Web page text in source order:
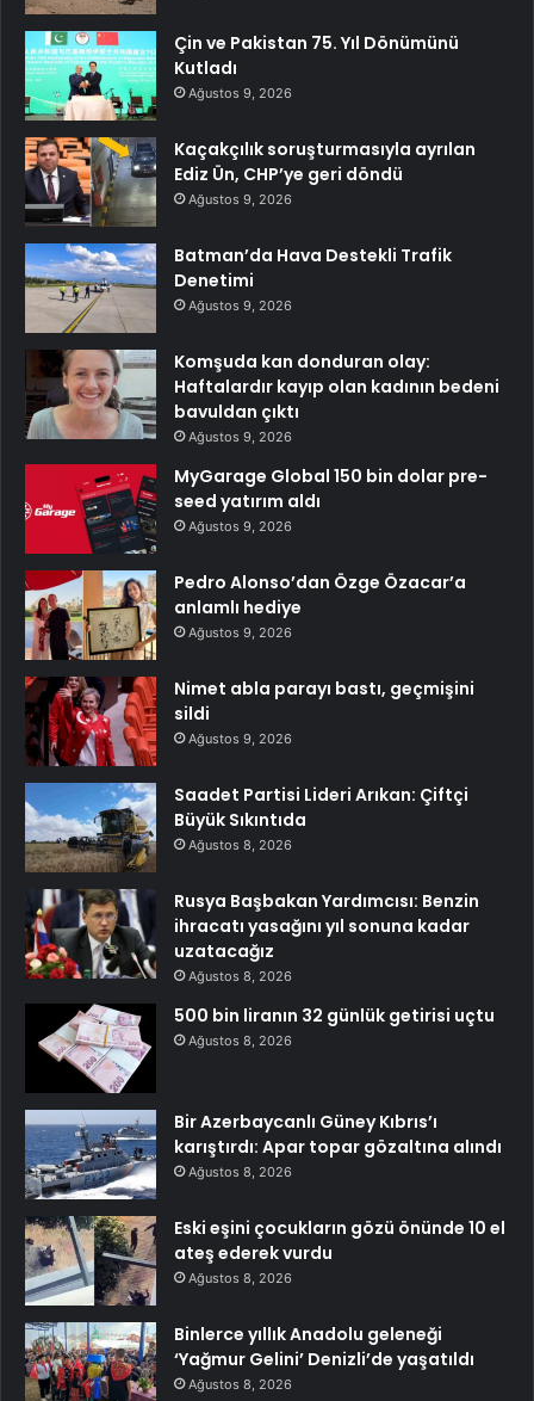
Çin ve Pakistan 75. Yıl Dönümünü
Kutladı
Ağustos 9, 2026
Kaçakçılık soruşturmasıyla ayrılan
Ediz Ün, CHP’ye geri döndü
Ağustos 9, 2026
Batman’da Hava Destekli Trafik
Denetimi
Ağustos 9, 2026
Komşuda kan donduran olay:
Haftalardır kayıp olan kadının bedeni
bavuldan çıktı
Ağustos 9, 2026
MyGarage Global 150 bin dolar pre-
seed yatırım aldı
Ağustos 9, 2026
Pedro Alonso’dan Özge Özacar’a
anlamlı hediye
Ağustos 9, 2026
Nimet abla parayı bastı, geçmişini
sildi
Ağustos 9, 2026
Saadet Partisi Lideri Arıkan: Çiftçi
Büyük Sıkıntıda
Ağustos 8, 2026
Rusya Başbakan Yardımcısı: Benzin
ihracatı yasağını yıl sonuna kadar
uzatacağız
Ağustos 8, 2026
500 bin liranın 32 günlük getirisi uçtu
Ağustos 8, 2026
Bir Azerbaycanlı Güney Kıbrıs’ı
karıştırdı: Apar topar gözaltına alındı
Ağustos 8, 2026
Eski eşini çocukların gözü önünde 10 el
ateş ederek vurdu
Ağustos 8, 2026
Binlerce yıllık Anadolu geleneği
‘Yağmur Gelini’ Denizli’de yaşatıldı
Ağustos 8, 2026